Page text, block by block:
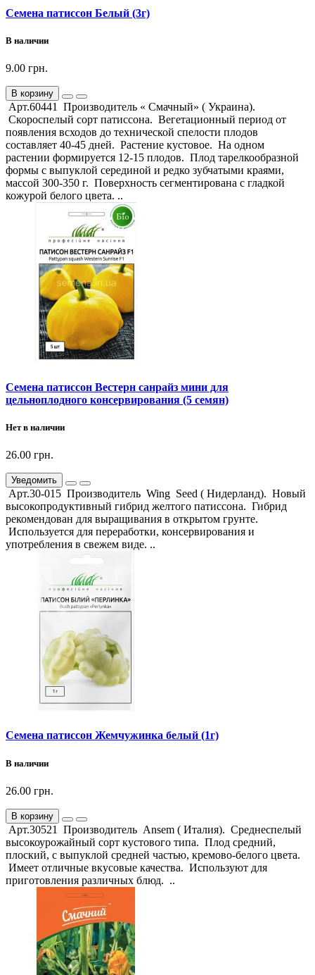
Семена патиссон Белый (3г)
В наличии
9.00 грн.
В корзину
Арт.60441 Производитель « Смачный» ( Украина).
Скороспелый сорт патиссона. Вегетационный период от
появления всходов до технической спелости плодов
составляет 40-45 дней. Растение кустовое. На одном
растении формируется 12-15 плодов. Плод тарелкообразной
формы с выпуклой серединой и редко зубчатыми краями,
массой 300-350 г. Поверхность сегментирована с гладкой
кожурой белого цвета. ..
Семена патиссон Вестерн санрайз мини для
цельноплодного консервирования (5 семян)
Нет в наличии
26.00 грн.
Уведомить
Арт.30-015 Производитель Wing Seed ( Нидерланд). Новый
высокопродуктивный гибрид желтого патиссона. Гибрид
рекомендован для выращивания в открытом грунте.
Используется для переработки, консервирования и
употребления в свежем виде. ..
Семена патиссон Жемчужинка белый (1г)
В наличии
26.00 грн.
В корзину
Арт.30521 Производитель Ansem ( Италия). Среднеспелый
высокоурожайный сорт кустового типа. Плод средний,
плоский, с выпуклой средней частью, кремово-белого цвета.
Имеет отличные вкусовые качества. Используют для
приготовления различных блюд. ..